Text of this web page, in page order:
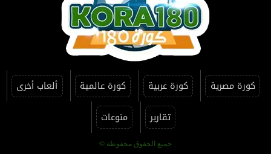
كورة مصرية كورة عربية كورة عالمية
ألعاب أخرى
تقارير
منوعات
جميع الحقوق محفوظة ©